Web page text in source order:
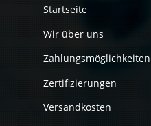
Startseite
Wir über uns
Zahlungsmöglichkeiten
Zertifizierungen
Versandkosten